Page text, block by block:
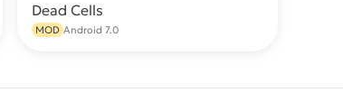
Dead Cells
MOD Android 7.0